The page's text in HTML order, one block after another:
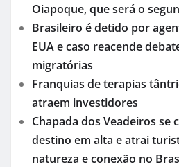
Oiapoque, que será o
Brasileiro é detido por
EUA e caso reacende
migratórias
Franquias de terapias
atraem investidores
Chapada dos Veadeiros se
destino em alta e atrai
natureza e conexão no